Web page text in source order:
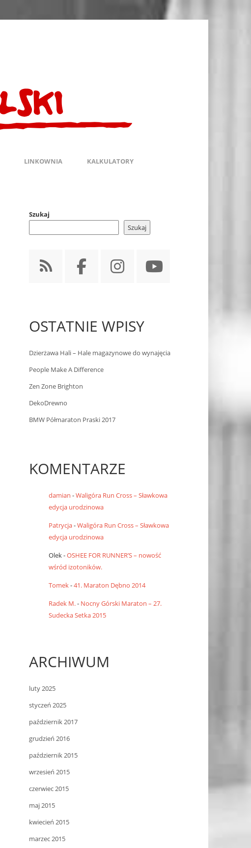
LINKOWNIA KALKULATORY
Szukaj
Szukaj
OSTATNIE WPISY
Dzierżawa Hali – Hale magazynowe do wynajęcia
People Make A Difference
Zen Zone Brighton
DekoDrewno
BMW Półmaraton Praski 2017
KOMENTARZE
damian -Waligóra Run Cross – Sławkowa
edycja urodzinowa
Patrycja-Waligóra Run Cross – Sławkowa
edycja urodzinowa
Olek-OSHEE FOR RUNNER’S – nowość
wśród izotoników.
Tomek-41. Maraton Dębno 2014
Radek M.- Nocny Górski Maraton – 27.
Sudecka Setka 2015
ARCHIWUM
luty 2025
styczeń 2025
październik 2017
grudzień 2016
październik 2015
wrzesień 2015
czerwiec 2015
maj 2015
kwiecień 2015
marzec 2015